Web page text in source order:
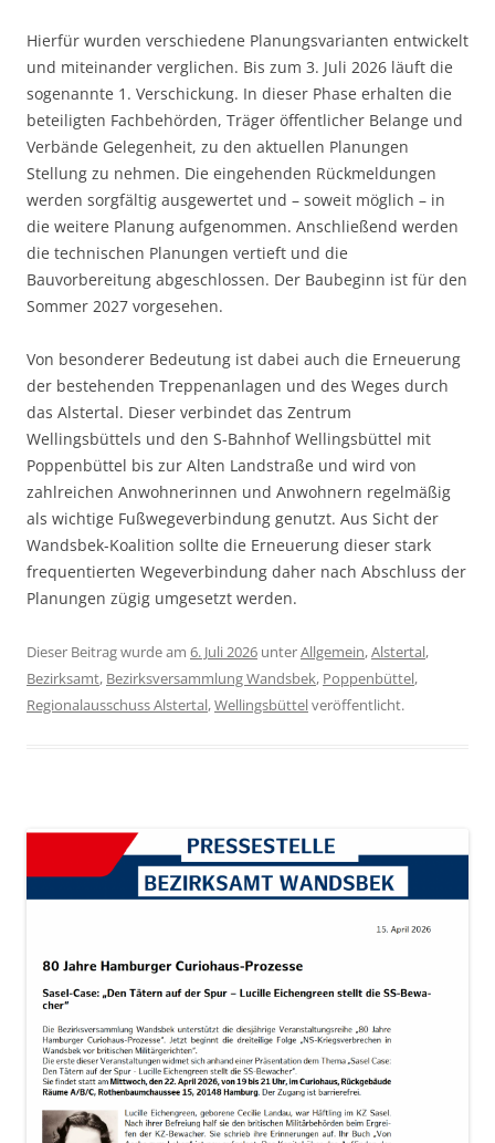
Hierfür wurden verschiedene Planungsvarianten entwickelt
und miteinander verglichen. Bis zum 3. Juli 2026 läuft die
sogenannte 1. Verschickung. In dieser Phase erhalten die
beteiligten Fachbehörden, Träger öffentlicher Belange und
Verbände Gelegenheit, zu den aktuellen Planungen
Stellung zu nehmen. Die eingehenden Rückmeldungen
werden sorgfältig ausgewertet und – soweit möglich – in
die weitere Planung aufgenommen. Anschließend werden
die technischen Planungen vertieft und die
Bauvorbereitung abgeschlossen. Der Baubeginn ist für den
Sommer 2027 vorgesehen.
Von besonderer Bedeutung ist dabei auch die Erneuerung
der bestehenden Treppenanlagen und des Weges durch
das Alstertal. Dieser verbindet das Zentrum
Wellingsbüttels und den S-Bahnhof Wellingsbüttel mit
Poppenbüttel bis zur Alten Landstraße und wird von
zahlreichen Anwohnerinnen und Anwohnern regelmäßig
als wichtige Fußwegeverbindung genutzt. Aus Sicht der
Wandsbek-Koalition sollte die Erneuerung dieser stark
frequentierten Wegeverbindung daher nach Abschluss der
Planungen zügig umgesetzt werden.
Dieser Beitrag wurde am 6. Juli 2026 unterAllgemein,Alstertal,
Bezirksamt, Bezirksversammlung Wandsbek, Poppenbüttel,
Regionalausschuss Alstertal,Wellingsbüttelveröffentlicht.